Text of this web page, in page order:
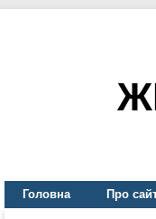
Головна Про